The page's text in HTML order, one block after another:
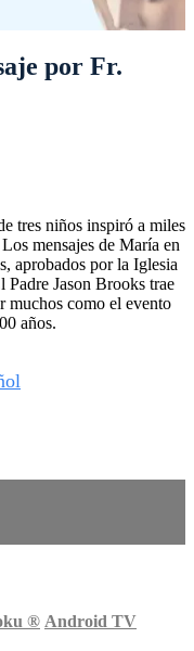
por Fr.
tres niños inspiró a miles
mensajes de María en
aprobados por la Iglesia
Padre Jason Brooks trae
muchos como el evento
años.
® Android TV